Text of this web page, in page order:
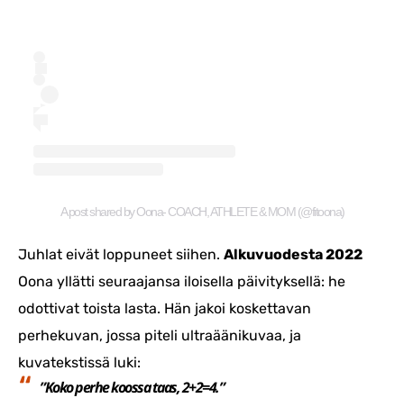
A post shared by Oona- COACH, ATHLETE & MOM (@fitoona)
Juhlat eivät loppuneet siihen. Alkuvuodesta 2022
Oona yllätti seuraajansa iloisella päivityksellä: he
odottivat toista lasta. Hän jakoi koskettavan
perhekuvan, jossa piteli ultraäänikuvaa, ja
kuvatekstissä luki:
”Koko perhe koossa taas, 2+2=4.”